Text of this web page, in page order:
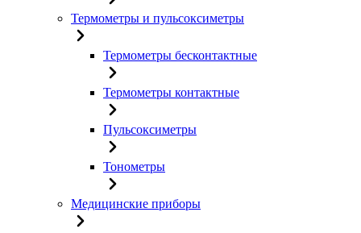
Термометры и пульсоксиметры
Термометры бесконтактные
Термометры контактные
Пульсоксиметры
Тонометры
Медицинские приборы